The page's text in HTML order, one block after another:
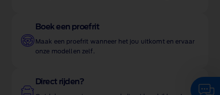
Boek een proefrit
Maak een proefrit wanneer het jou uitkomt en ervaar
onze modellen zelf.
Direct rijden?
Start hier een gesprek met onze